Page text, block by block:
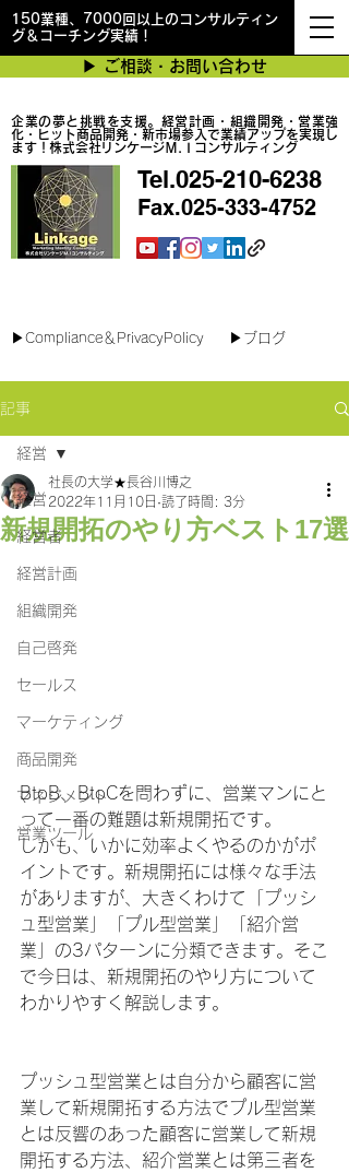
150業種、7000回以上のコンサルティン
グ＆コーチング実績！
企業の夢と挑戦を支援。経営計画・組織開発・営業強
化・ヒット商品開発・新市場参入で業績アップを実現し
ます！株式会社リンケージＭ.Ｉコンサルティング
▶︎ ご相談・お問い合わせ
Tel.025-210-6238
Fax.025-333-4752
▶︎Compliance＆PrivacyPolicy ▶︎ブログ
記事
経営
経営者
経営計画
組織開発
自己啓発
セールス
マーケティング
商品開発
マネジメント
営業ツール
経営
新規開拓のやり方ベスト17選
社長の大学★長谷川博之
2022年11月10日 読了時間: 3分
BtoB、BtoCを問わずに、営業マンにと
って一番の難題は新規開拓です。
しかも、いかに効率よくやるのかがポ
イントです。新規開拓には様々な手法
がありますが、大きくわけて「プッシ
ュ型営業」「プル型営業」「紹介営
業」の3パターンに分類できます。そこ
で今日は、新規開拓のやり方について
わかりやすく解説します。
プッシュ型営業とは自分から顧客に営
業して新規開拓する方法でプル型営業
とは反響のあった顧客に営業して新規
開拓する方法、紹介営業とは第三者を